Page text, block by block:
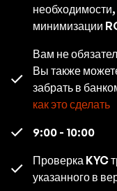
минимизации
Вам не
Вы также
забрать в
как это сделать
9:00 - 10:00
Проверка KYC
указанного в